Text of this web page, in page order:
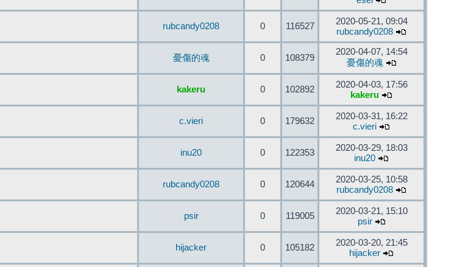
rubcandy0208 0 116527
2020-05-21, 09:04
rubcandy0208
憂傷的魂 0 108379
2020-04-07, 14:54
憂傷的魂
kakeru 0 102892
2020-04-03, 17:56
kakeru
c.vieri 0 179632
2020-03-31, 16:22
c.vieri
inu20 0 122353
2020-03-29, 18:03
inu20
rubcandy0208 0 120644
2020-03-25, 10:58
rubcandy0208
psir 0 119005
2020-03-21, 15:10
psir
hijacker 0 105182
2020-03-20, 21:45
hijacker